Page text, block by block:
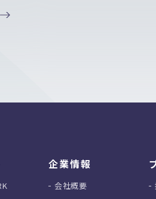
企業情報
会社概要